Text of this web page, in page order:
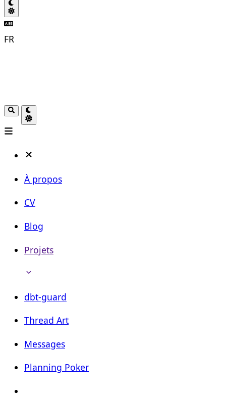
FR
À propos
CV
Blog
Projets
dbt-guard
Thread Art
Messages
Planning Poker